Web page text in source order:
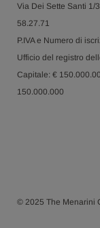
Via Dei Sette Santi 1/
58.27.71
P.IVA e Numero di
Ufficio del registro
Capitale: €
150.000.000
© 2025 The Menarini